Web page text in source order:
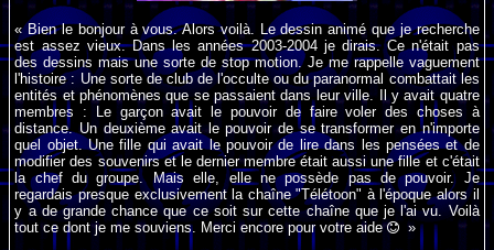
« Bien le bonjour à vous. Alors voilà. Le dessin animé que je recherche
est assez vieux. Dans les années 2003-2004 je dirais. Ce n'était pas
des dessins mais une sorte de stop motion. Je me rappelle vaguement
l'histoire : Une sorte de club de l'occulte ou du paranormal combattait les
entités et phénomènes que se passaient dans leur ville. Il y avait quatre
membres : Le garçon avait le pouvoir de faire voler des choses à
distance. Un deuxième avait le pouvoir de se transformer en n'importe
quel objet. Une fille qui avait le pouvoir de lire dans les pensées et de
modifier des souvenirs et le dernier membre était aussi une fille et c'était
la chef du groupe. Mais elle, elle ne possède pas de pouvoir. Je
regardais presque exclusivement la chaîne "Télétoon" à l'époque alors il
y a de grande chance que ce soit sur cette chaîne que je l'ai vu. Voilà
tout ce dont je me souviens. Merci encore pour votre aide
»